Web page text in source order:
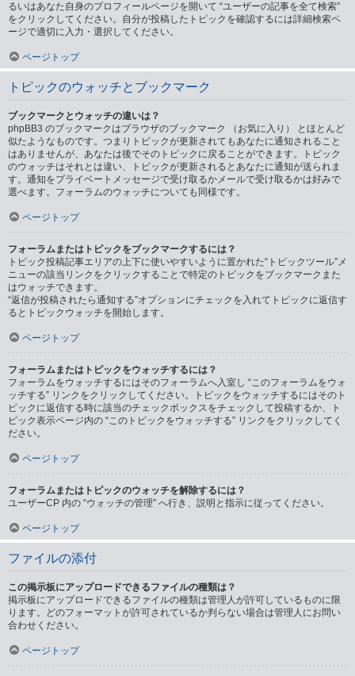
るいはあなた自身のプロフィールページを開いて “ユーザーの記事を全て検索”
をクリックしてください。自分が投稿したトピックを確認するには詳細検索ペ
ージで適切に入力・選択してください。
ページトップ
トピックのウォッチとブックマーク
ブックマークとウォッチの違いは？
phpBB3 のブックマークはブラウザのブックマーク （お気に入り） とほとんど
似たようなものです。つまりトピックが更新されてもあなたに通知されること
はありませんが、あなたは後でそのトピックに戻ることができます。トピック
のウォッチはそれとは違い、トピックが更新されるとあなたに通知が送られま
す。通知をプライベートメッセージで受け取るかメールで受け取るかは好みで
選べます。フォーラムのウォッチについても同様です。
ページトップ
フォーラムまたはトピックをブックマークするには？
トピック投稿記事エリアの上下に使いやすいように置かれた“トピックツール”メ
ニューの該当リンクをクリックすることで特定のトピックをブックマークまた
はウォッチできます。
“返信が投稿されたら通知する”オプションにチェックを入れてトピックに返信す
るとトピックウォッチを開始します。
ページトップ
フォーラムまたはトピックをウォッチするには？
フォーラムをウォッチするにはそのフォーラムへ入室し “このフォーラムをウォ
ッチする” リンクをクリックしてください。トピックをウォッチするにはそのト
ピックに返信する時に該当のチェックボックスをチェックして投稿するか、ト
ピック表示ページ内の “このトピックをウォッチする” リンクをクリックしてく
ださい。
ページトップ
フォーラムまたはトピックのウォッチを解除するには？
ユーザーCP 内の “ウォッチの管理” へ行き、説明と指示に従ってください。
ページトップ
ファイルの添付
この掲示板にアップロードできるファイルの種類は？
掲示板にアップロードできるファイルの種類は管理人が許可しているものに限
ります。どのフォーマットが許可されているか判らない場合は管理人にお問い
合わせください。
ページトップ